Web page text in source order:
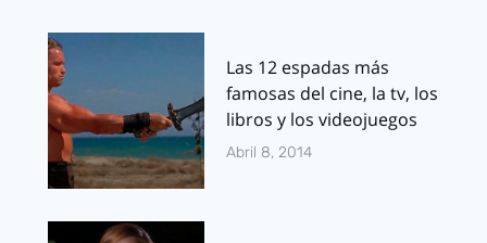
Las 12 espadas más
famosas del cine, la tv, los
libros y los videojuegos
Abril 8, 2014